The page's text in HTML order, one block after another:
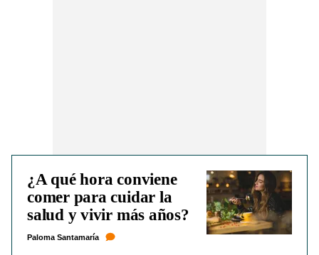
¿A qué hora conviene
comer para cuidar la
salud y vivir más años?
Paloma Santamaría